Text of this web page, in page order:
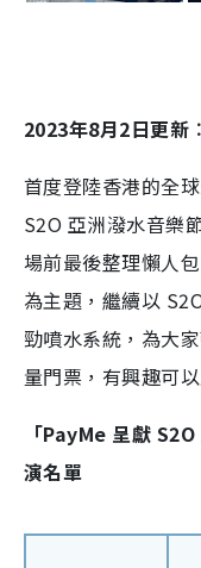
2023年8月2日更新︰
首度登陸香港的全
S2O 亞洲潑水音樂
場前最後整理懶人
為主題，繼續以
勁噴水系統，為大
量門票，有興趣可
「PayMe 呈獻
演名單